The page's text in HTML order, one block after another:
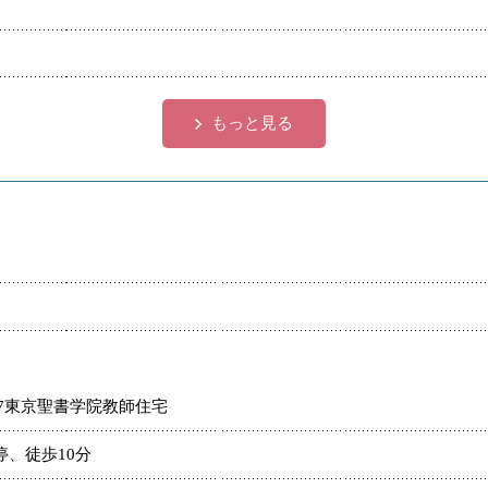
もっと見る
東京聖書学院教師住宅
、徒歩10分